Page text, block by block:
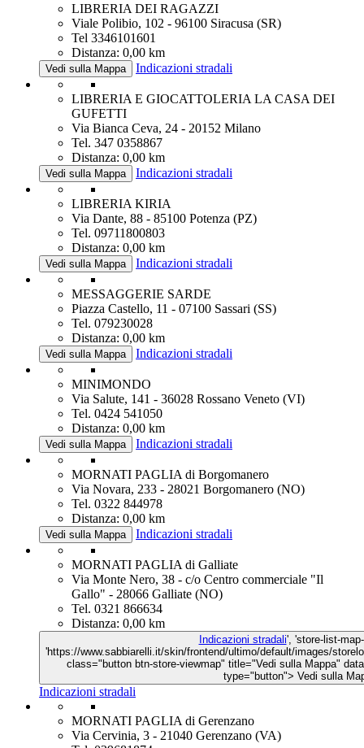
LIBRERIA DEI RAGAZZI
Viale Polibio, 102 - 96100 Siracusa (SR)
Tel 3346101601
Distanza: 0,00 km
Vedi sulla Mappa Indicazioni stradali
LIBRERIA E GIOCATTOLERIA LA CASA DEI
GUFETTI
Via Bianca Ceva, 24 - 20152 Milano
Tel. 347 0358867
Distanza: 0,00 km
Vedi sulla Mappa Indicazioni stradali
LIBRERIA KIRIA
Via Dante, 88 - 85100 Potenza (PZ)
Tel. 09711800803
Distanza: 0,00 km
Vedi sulla Mappa Indicazioni stradali
MESSAGGERIE SARDE
Piazza Castello, 11 - 07100 Sassari (SS)
Tel. 079230028
Distanza: 0,00 km
Vedi sulla Mappa Indicazioni stradali
MINIMONDO
Via Salute, 141 - 36028 Rossano Veneto (VI)
Tel. 0424 541050
Distanza: 0,00 km
Vedi sulla Mappa Indicazioni stradali
MORNATI PAGLIA di Borgomanero
Via Novara, 233 - 28021 Borgomanero (NO)
Tel. 0322 844978
Distanza: 0,00 km
Vedi sulla Mappa Indicazioni stradali
MORNATI PAGLIA di Galliate
Via Monte Nero, 38 - c/o Centro commerciale "Il
Gallo" - 28066 Galliate (NO)
Tel. 0321 866634
Distanza: 0,00 km
Indicazioni stradali', 'store-list-
'https://www.sabbiarelli.it/skin/frontend/ultimo/default/images/
class="button btn-store-viewmap" title="Vedi sulla Mappa"
type="button"> Vedi sulla
Indicazioni stradali
MORNATI PAGLIA di Gerenzano
Via Cervinia, 3 - 21040 Gerenzano (VA)